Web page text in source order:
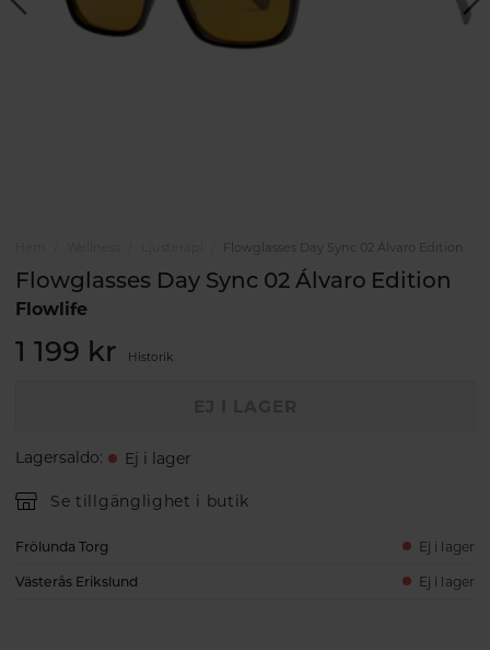
Flowglasses Day Sync 02 Álvaro Edition
Flowglasses Day Sync 02 Álvaro Edition
Flowlife
1 199 kr Historik
Lagersaldo: Ej i lager
Se tillgänglighet i butik
Frölunda Torg Ej i lager
Västerås Erikslund Ej i lager